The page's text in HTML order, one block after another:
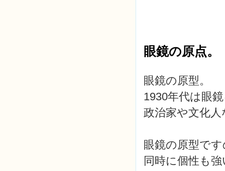
眼鏡の原点。
眼鏡の原型。
1930年代は眼
政治家や文化
眼鏡の原型で
同時に個性も